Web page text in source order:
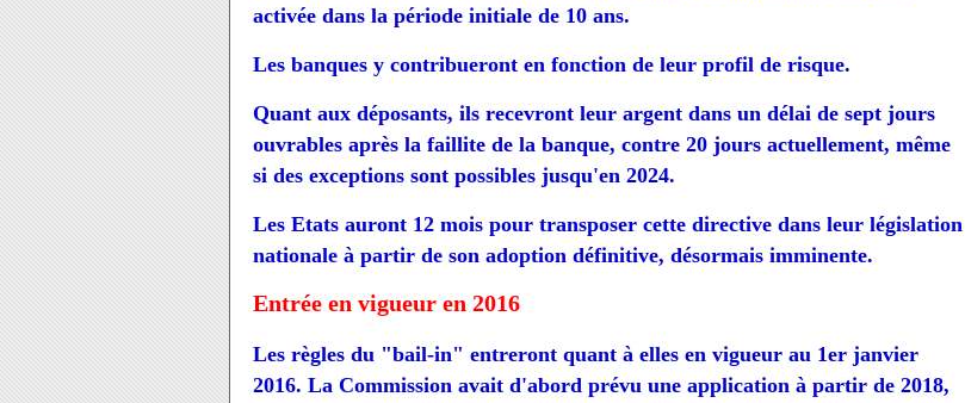
activée dans la période initiale de 10 ans.
Les banques y contribueront en fonction de leur profil de risque.
Quant aux déposants, ils recevront leur argent dans un délai de sept jours
ouvrables après la faillite de la banque, contre 20 jours actuellement, même
si des exceptions sont possibles jusqu'en 2024.
Les Etats auront 12 mois pour transposer cette directive dans leur législation
nationale à partir de son adoption définitive, désormais imminente.
Entrée en vigueur en 2016
Les règles du "bail-in" entreront quant à elles en vigueur au 1er janvier
2016. La Commission avait d'abord prévu une application à partir de 2018,